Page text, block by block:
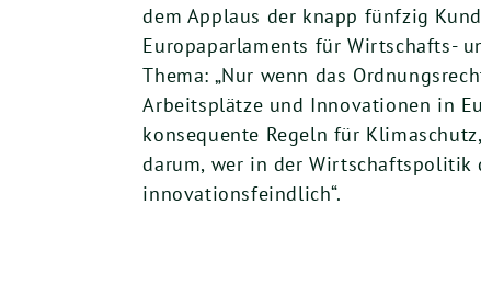
dem Applaus der knapp fünfzig
Europaparlaments für Wirtschafts-
Thema: „Nur wenn das
Arbeitsplätze und Innovationen in
konsequente Regeln für
darum, wer in der Wirtschaftspolitik
innovationsfeindlich“.